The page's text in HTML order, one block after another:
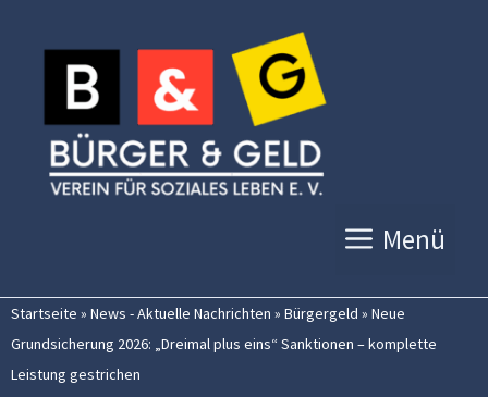
Inhalt
springen
Menü
Startseite » News - Aktuelle Nachrichten » Bürgergeld » Neue
Grundsicherung 2026: „Dreimal plus eins“ Sanktionen – komplette
Leistung gestrichen